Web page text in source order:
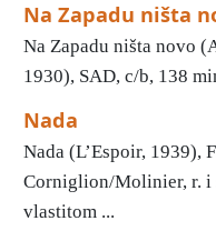
Na Zapadu ništa
Na Zapadu ništa novo
1930), SAD, c/b, 138
Nada
Nada (L’Espoir, 1939),
Corniglion/Molinier, r. i
vlastitom ...